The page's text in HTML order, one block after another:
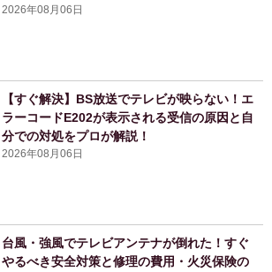
2026年08月06日
【すぐ解決】BS放送でテレビが映らない！エ
ラーコードE202が表示される受信の原因と自
分での対処をプロが解説！
2026年08月06日
台風・強風でテレビアンテナが倒れた！すぐ
やるべき安全対策と修理の費用・火災保険の